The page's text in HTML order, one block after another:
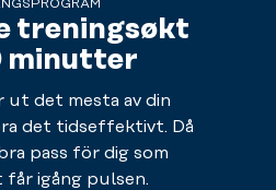
treningsøkt
minutter
ut det mesta av din
det tidseffektivt. Då
pass för dig som
får igång pulsen.